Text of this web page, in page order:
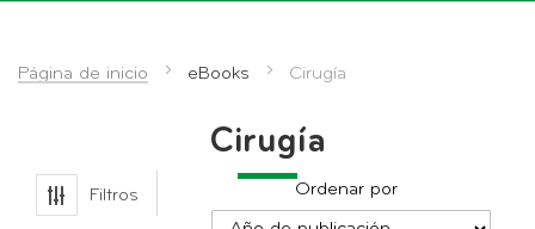
Página de inicio eBooks Cirugía
Cirugía
Filtros Ordenar por